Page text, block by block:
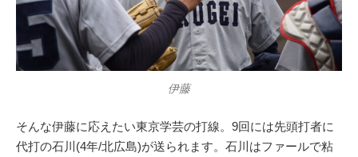
伊藤
そんな伊藤に応えたい東京学芸の打線。9回には先頭打者に
代打の石川(4年/北広島)が送られます。石川はファールで粘